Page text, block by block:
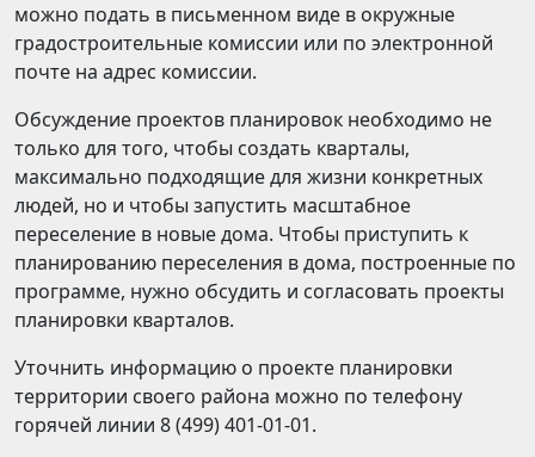
можно подать в письменном виде в окружные
градостроительные комиссии или по электронной
почте на адрес комиссии.
Обсуждение проектов планировок необходимо не
только для того, чтобы создать кварталы,
максимально подходящие для жизни конкретных
людей, но и чтобы запустить масштабное
переселение в новые дома. Чтобы приступить к
планированию переселения в дома, построенные по
программе, нужно обсудить и согласовать проекты
планировки кварталов.
Уточнить информацию о проекте планировки
территории своего района можно по телефону
горячей линии 8 (499) 401-01-01.